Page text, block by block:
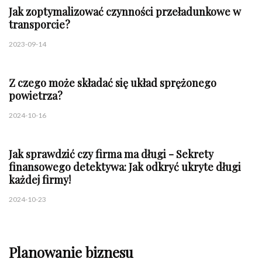
Jak zoptymalizować czynności przeładunkowe w
transporcie?
2023-09-14
Z czego może składać się układ sprężonego
powietrza?
2024-10-16
Jak sprawdzić czy firma ma długi - Sekrety
finansowego detektywa: Jak odkryć ukryte długi
każdej firmy!
2024-10-23
Planowanie biznesu